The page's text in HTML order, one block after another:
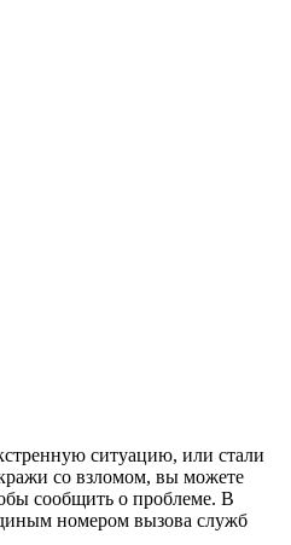
ситуацию, или стали
со взломом, вы можете
сообщить о проблеме. В
номером вызова служб